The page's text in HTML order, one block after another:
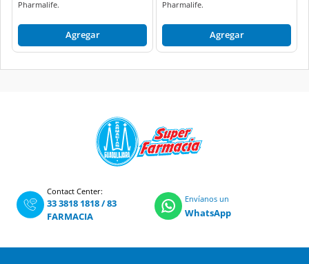
Pharmalife.
Agregar
Pharmalife.
Agregar
Contact Center:
33 3818 1818/83
FARMACIA
Envíanos un
WhatsApp